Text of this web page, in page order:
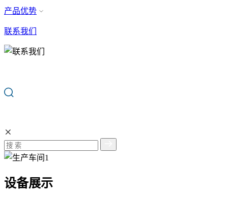
产品优势
联系我们
设备展示